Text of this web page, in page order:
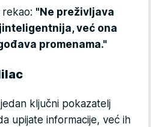
rekao: "Ne preživljava
već ona
promenama."
ključni pokazatelj
upijate informacije, već ih